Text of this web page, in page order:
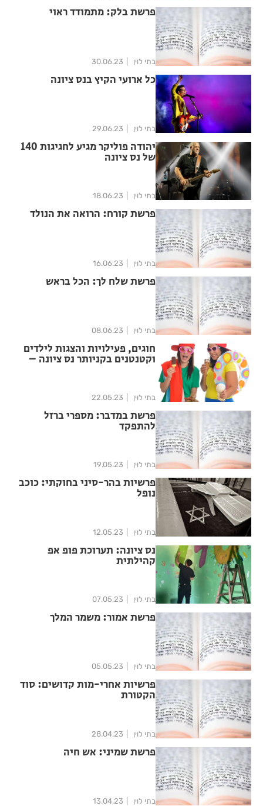
פרשת בלק: מתמודד ראוי
בתי לוין 30.06.23
כל ארועי הקיץ בנס ציונה
בתי לוין 29.06.23
יהודה פוליקר מגיע לחגיגות 140
של נס ציונה
בתי לוין 18.06.23
פרשת קורח: הרואה את הנולד
בתי לוין 16.06.23
פרשת שלח לך: הכל בראש
בתי לוין 08.06.23
חוגים, פעילויות והצגות לילדים
וקטנטנים בקניותר נס ציונה –
בתי לוין 22.05.23
פרשת במדבר: מספרי ברזל
להתפקד
בתי לוין 19.05.23
פרשיות בהר-סיני בחוקתי: כוכב
נופל
בתי לוין 12.05.23
נס ציונה: תערוכת פופ אפ
קהילתית
בתי לוין 07.05.23
פרשת אמור: משמר המלך
בתי לוין 05.05.23
פרשיות אחרי-מות קדושים: סוד
הקטורת
בתי לוין 28.04.23
פרשת שמיני: אש חיה
בתי לוין 13.04.23